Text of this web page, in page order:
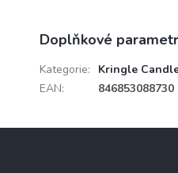
Doplňkové
Kategorie:
Kringle
EAN: 846853088730